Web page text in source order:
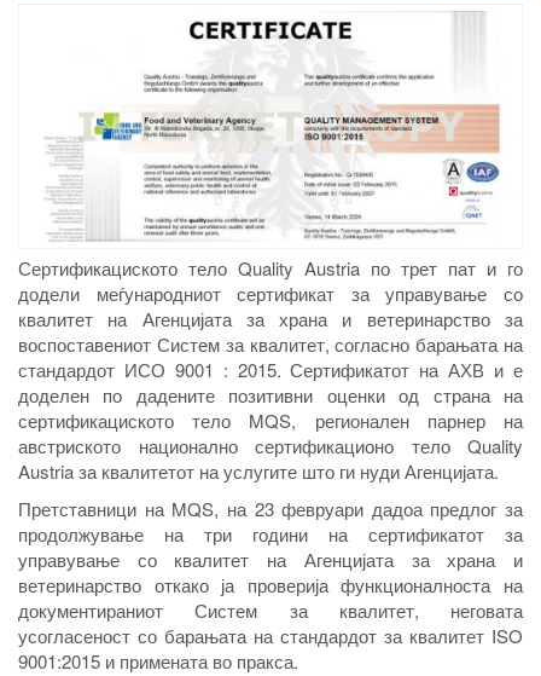
Сертификациското тело Quality Austria по трет пат и го
додели меѓународниот сертификат за управување со
квалитет на Агенцијата за храна и ветеринарство за
воспоставениот Систем за квалитет, согласно барањата на
стандардот ИСО 9001 : 2015. Сертификатот на АХВ и е
доделен по дадените позитивни оценки од страна на
сертификациското тело MQS, регионален парнер на
австриското национално сертификационо тело Quality
Austria за квалитетот на услугите што ги нуди Агенцијата.
Претставници на MQS, на 23 февруари дадоа предлог за
продолжување на три години на сертификатот за
управување со квалитет на Агенцијата за храна и
ветеринарство откако ја проверија функционалноста на
документираниот Систем за квалитет, неговата
усогласеност со барањата на стандардот за квалитет ISO
9001:2015 и примената во пракса.